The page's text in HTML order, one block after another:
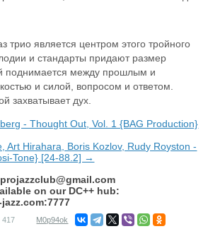
трио является центром этого тройного
и стандарты придают размер
поднимается между прошлым и
и силой, вопросом и ответом.
захватывает дух.
- Thought Out, Vol. 1 {BAG Production}
Art Hirahara, Boris Kozlov, Rudy Royston -
Tone} [24-88.2] →
projazzclub@gmail.com
on our DC++ hub:
417 M0p94ok